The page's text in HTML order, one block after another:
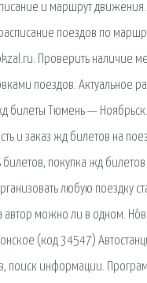
и маршрут
поездов по
Проверить наличие
поездов.
билеты Тюмень —
и заказ жд билетов на
покупка жд
любую поездку
автор можно ли в одном.
(код 34547)
поиск информации.